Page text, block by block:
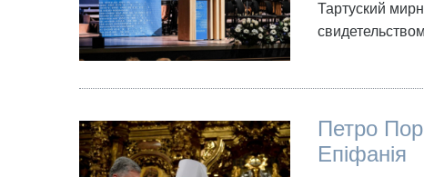
Тартуский
Петро
Епіфанія